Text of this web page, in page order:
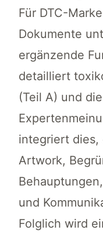
Für DTC-
Dokumente
ergänzende
detailliert
(Teil A) und
integriert dies,
Artwork,
und
Folglich wird